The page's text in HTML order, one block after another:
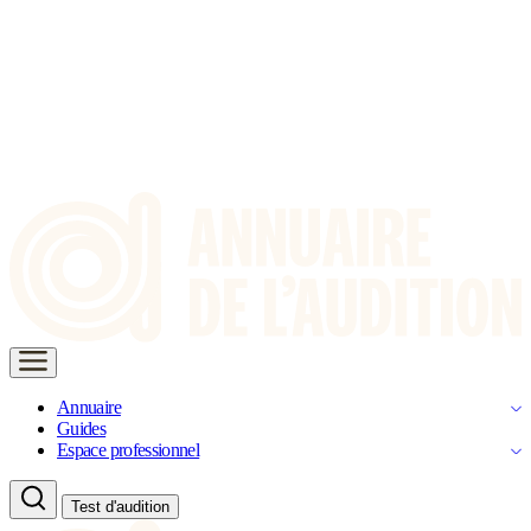
Annuaire
Guides
Espace professionnel
Test d'audition